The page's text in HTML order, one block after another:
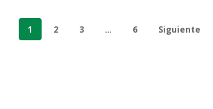
1 2 3 … 6 Siguiente